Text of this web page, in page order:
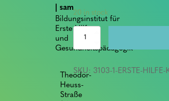
20 in stock
Erste
6
Passbilder
SKU: 3103-1-ERSTE-
| sam
Bildungsinstitut für
Erste Hilfe
und
Gesundheitspädagogik
Theodor-
Heuss-
Straße